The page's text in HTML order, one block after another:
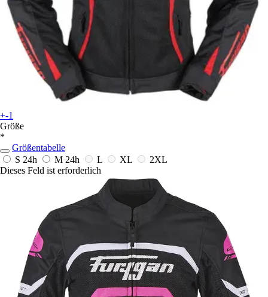
+-1
Größe
*
Größentabelle
S 24h M 24h L XL
2XL
Dieses Feld ist erforderlich